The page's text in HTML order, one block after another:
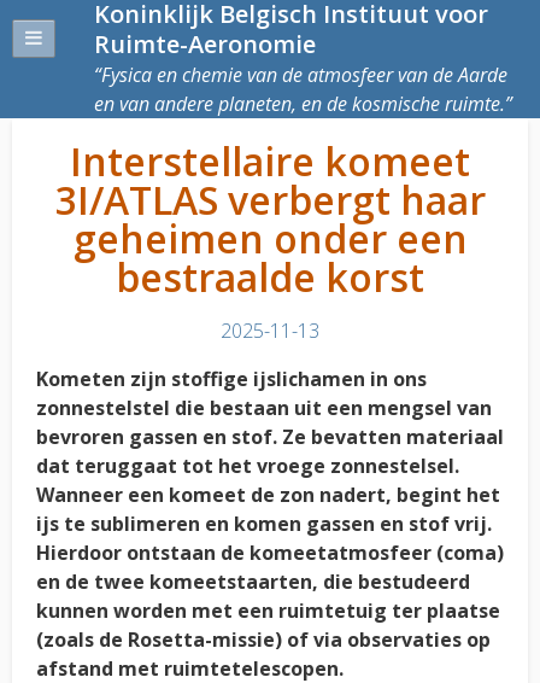
Koninklijk Belgisch Instituut voor
Ruimte-Aeronomie
Fysica en chemie van de atmosfeer van de Aarde
en van andere planeten, en de kosmische ruimte.
Interstellaire komeet
3I/ATLAS verbergt haar
geheimen onder een
bestraalde korst
2025-11-13
Kometen zijn stoffige ijslichamen in ons
zonnestelstel die bestaan uit een mengsel van
bevroren gassen en stof. Ze bevatten materiaal
dat teruggaat tot het vroege zonnestelsel.
Wanneer een komeet de zon nadert, begint het
ijs te sublimeren en komen gassen en stof vrij.
Hierdoor ontstaan de komeetatmosfeer (coma)
en de twee komeetstaarten, die bestudeerd
kunnen worden met een ruimtetuig ter plaatse
(zoals de Rosetta-missie) of via observaties op
afstand met ruimtetelescopen.